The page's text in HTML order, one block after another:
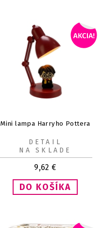
Mini lampa Harryho Pottera
9,62 €
DETAIL
NA SKLADE